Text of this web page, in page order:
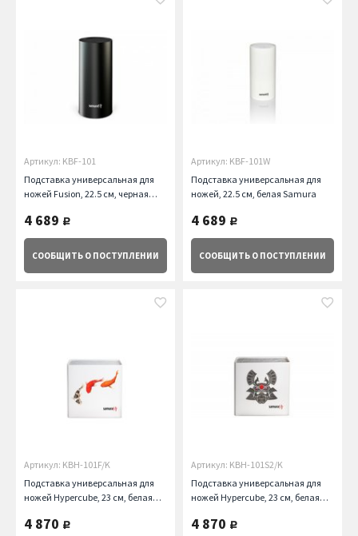
Артикул: KBF-101
Подставка универсальная для
ножей Fusion, 22.5 см, черная
4 689 руб.
СООБЩИТЬ О ПОСТУПЛЕНИИ
Артикул: KBF-101W
Подставка универсальная для
ножей, 22.5 см, белая Samura
4 689 руб.
СООБЩИТЬ О ПОСТУПЛЕНИИ
Артикул: KBH-101F/K
Подставка универсальная для
ножей Hypercube, 23 см, белая
4 870 руб.
Артикул: KBH-101S2/K
Подставка универсальная для
ножей Hypercube, 23 см, белая
4 870 руб.